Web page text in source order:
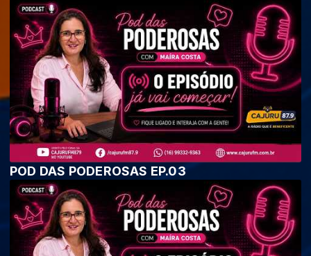
POD DAS PODEROSAS EP.03